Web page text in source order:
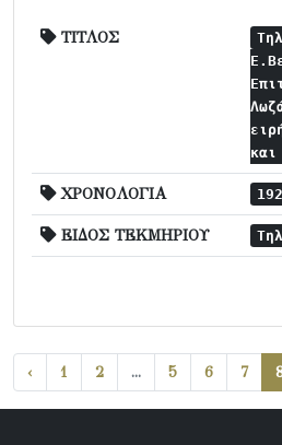
ΤΙΤΛΟΣ
ΧΡΟΝΟΛΟΓΙΑ
ΕΙΔΟΣ ΤΕΚΜΗΡΙΟΥ
‹ 1 2 ... 5 6 7